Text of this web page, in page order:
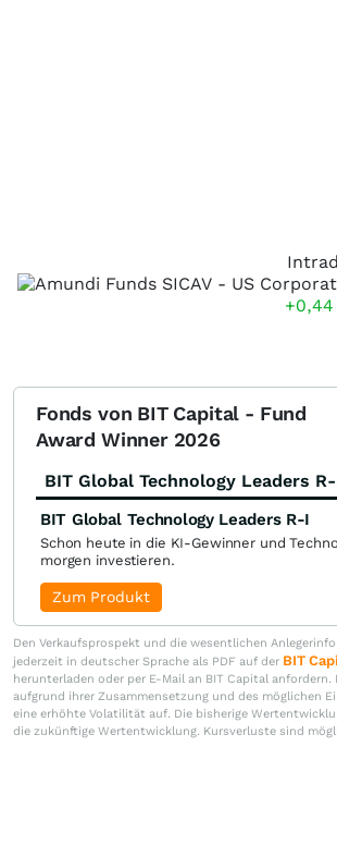
+0,44
Fonds von BIT Capital - Fund
Award Winner 2026
BIT Global Technology Leaders
BIT Global Technology Leaders R-I
Schon heute in die KI-Gewinner und
morgen investieren.
Zum Produkt
Den Verkaufsprospekt und die wesentlichen
jederzeit in deutscher Sprache als PDF auf der BIT
herunterladen oder per E-Mail an BIT Capital anfordern.
aufgrund ihrer Zusammensetzung und des möglichen
eine erhöhte Volatilität auf. Die bisherige
die zukünftige Wertentwicklung. Kursverluste sind